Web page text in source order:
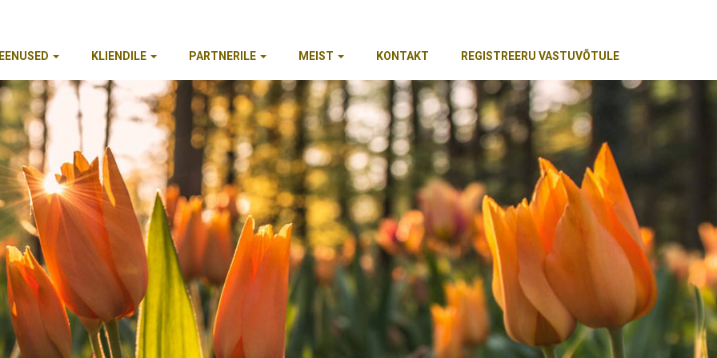
KLIENDILE PARTNERILE MEIST KONTAKT REGISTREERU VASTUVÕTULE